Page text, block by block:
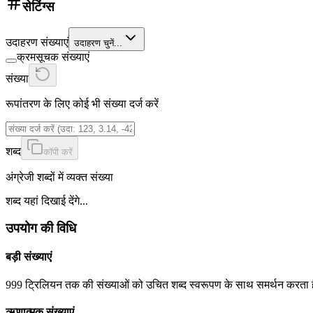
सेटिंग्स
उदाहरण संख्याएं उदाहरण चुनें...
क्रमसूचक संख्याएं
संख्या
रूपांतरण के लिए कोई भी संख्या दर्ज करें
शब्द कॉपी करें
अंग्रेजी शब्दों में व्यक्त संख्या
शब्द यहां दिखाई देंगे...
उपयोग की विधि
बड़ी संख्याएं
999 ट्रिलियन तक की संख्याओं को उचित शब्द स्वरूपण के साथ समर्थन करता